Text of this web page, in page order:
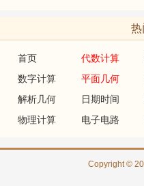
热
首页 代数计算
数字计算
平面几何
解析几何
日期时间
物理计算
电子电路
Copyright ©